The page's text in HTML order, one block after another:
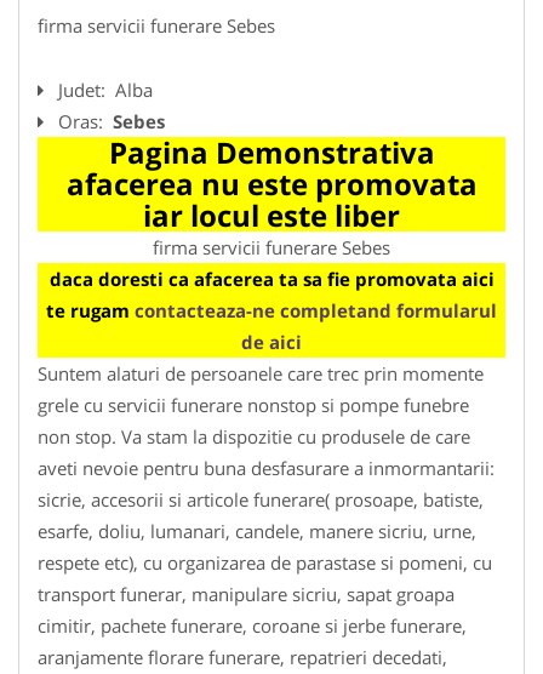
firma servicii funerare Sebes
Judet: Alba
Oras: Sebes
Pagina Demonstrativa
afacerea nu este promovata
iar locul este liber
firma servicii funerare Sebes
daca doresti ca afacerea ta sa fie promovata aici
te rugam contacteaza-ne completand formularul
de aici
Suntem alaturi de persoanele care trec prin momente
grele cu servicii funerare nonstop si pompe funebre
non stop. Va stam la dispozitie cu produsele de care
aveti nevoie pentru buna desfasurare a inmormantarii:
sicrie, accesorii si articole funerare( prosoape, batiste,
esarfe, doliu, lumanari, candele, manere sicriu, urne,
respete etc), cu organizarea de parastase si pomeni, cu
transport funerar, manipulare sicriu, sapat groapa
cimitir, pachete funerare, coroane si jerbe funerare,
aranjamente florare funerare, repatrieri decedati,